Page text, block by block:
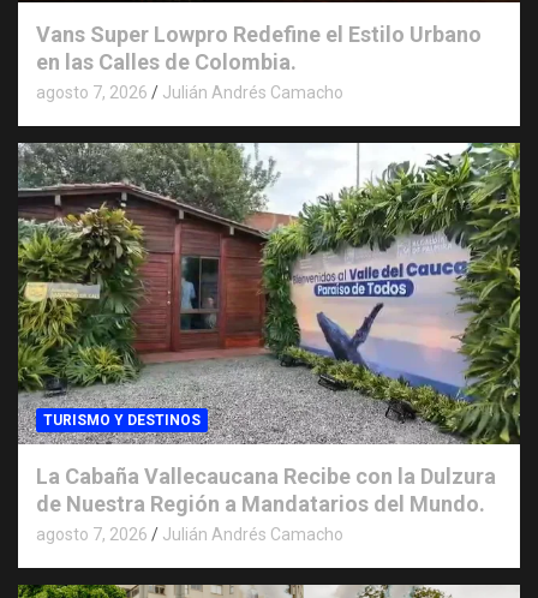
Vans Super Lowpro Redefine el Estilo Urbano
en las Calles de Colombia.
agosto 7, 2026 Julián Andrés Camacho
TURISMO Y DESTINOS
La Cabaña Vallecaucana Recibe con la Dulzura
de Nuestra Región a Mandatarios del Mundo.
agosto 7, 2026 Julián Andrés Camacho